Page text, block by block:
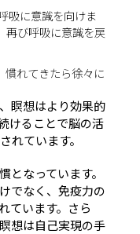
吸に意識を向けま
再び呼吸に意識を戻
慣れてきたら徐々に
瞑想はより効果的
けることで脳の活
れています。
なっています。
でなく、免疫力の
ています。さら
想は自己実現の手